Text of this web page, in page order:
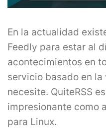
En la actualidad
Feedly para estar al
acontecimientos en
servicio basado en la
necesite. QuiteRSS
impresionante como
para Linux.